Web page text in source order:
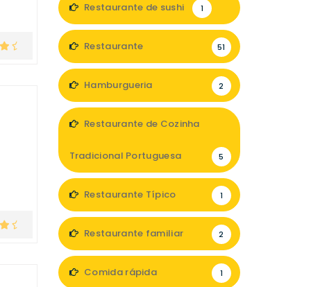
Restaurante de sushi 1
Restaurante 51
Hamburgueria 2
Restaurante de Cozinha
Tradicional Portuguesa 5
Restaurante Típico 1
Restaurante familiar 2
Comida rápida 1